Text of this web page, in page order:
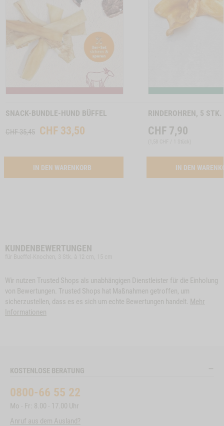
MIT FELL, 150G -1
Produkt
SNACK-BUNDLE-HUND BÜFFEL
CHF 35,45 CHF 33,50
IN DEN WARENKORB ACTIVATION SNACK-BUNDLE-HUND BÜFFEL
Produkt
RINDEROHREN, 5 STK.
CHF 7,90
IN DEN
KUNDENBEWERTUNGEN
Wir nutzen Trusted Shops als unabhängigen Dienstleister für die Einholung
von Bewertungen. Trusted Shops hat Maßnahmen getroffen, um
sicherzustellen, dass es es sich um echte Bewertungen handelt. Mehr
Informationen
KOSTENLOSE BERATUNG
0800-66 55 22
Mo - Fr: 8.00 - 17.00 Uhr
Anruf aus dem Ausland?